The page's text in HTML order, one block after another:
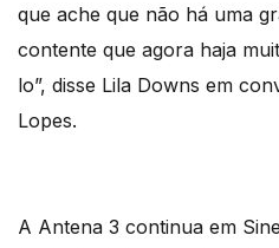
que ache que não há uma
contente que agora haja
lo”, disse Lila Downs em
Lopes.
A Antena 3 continua em